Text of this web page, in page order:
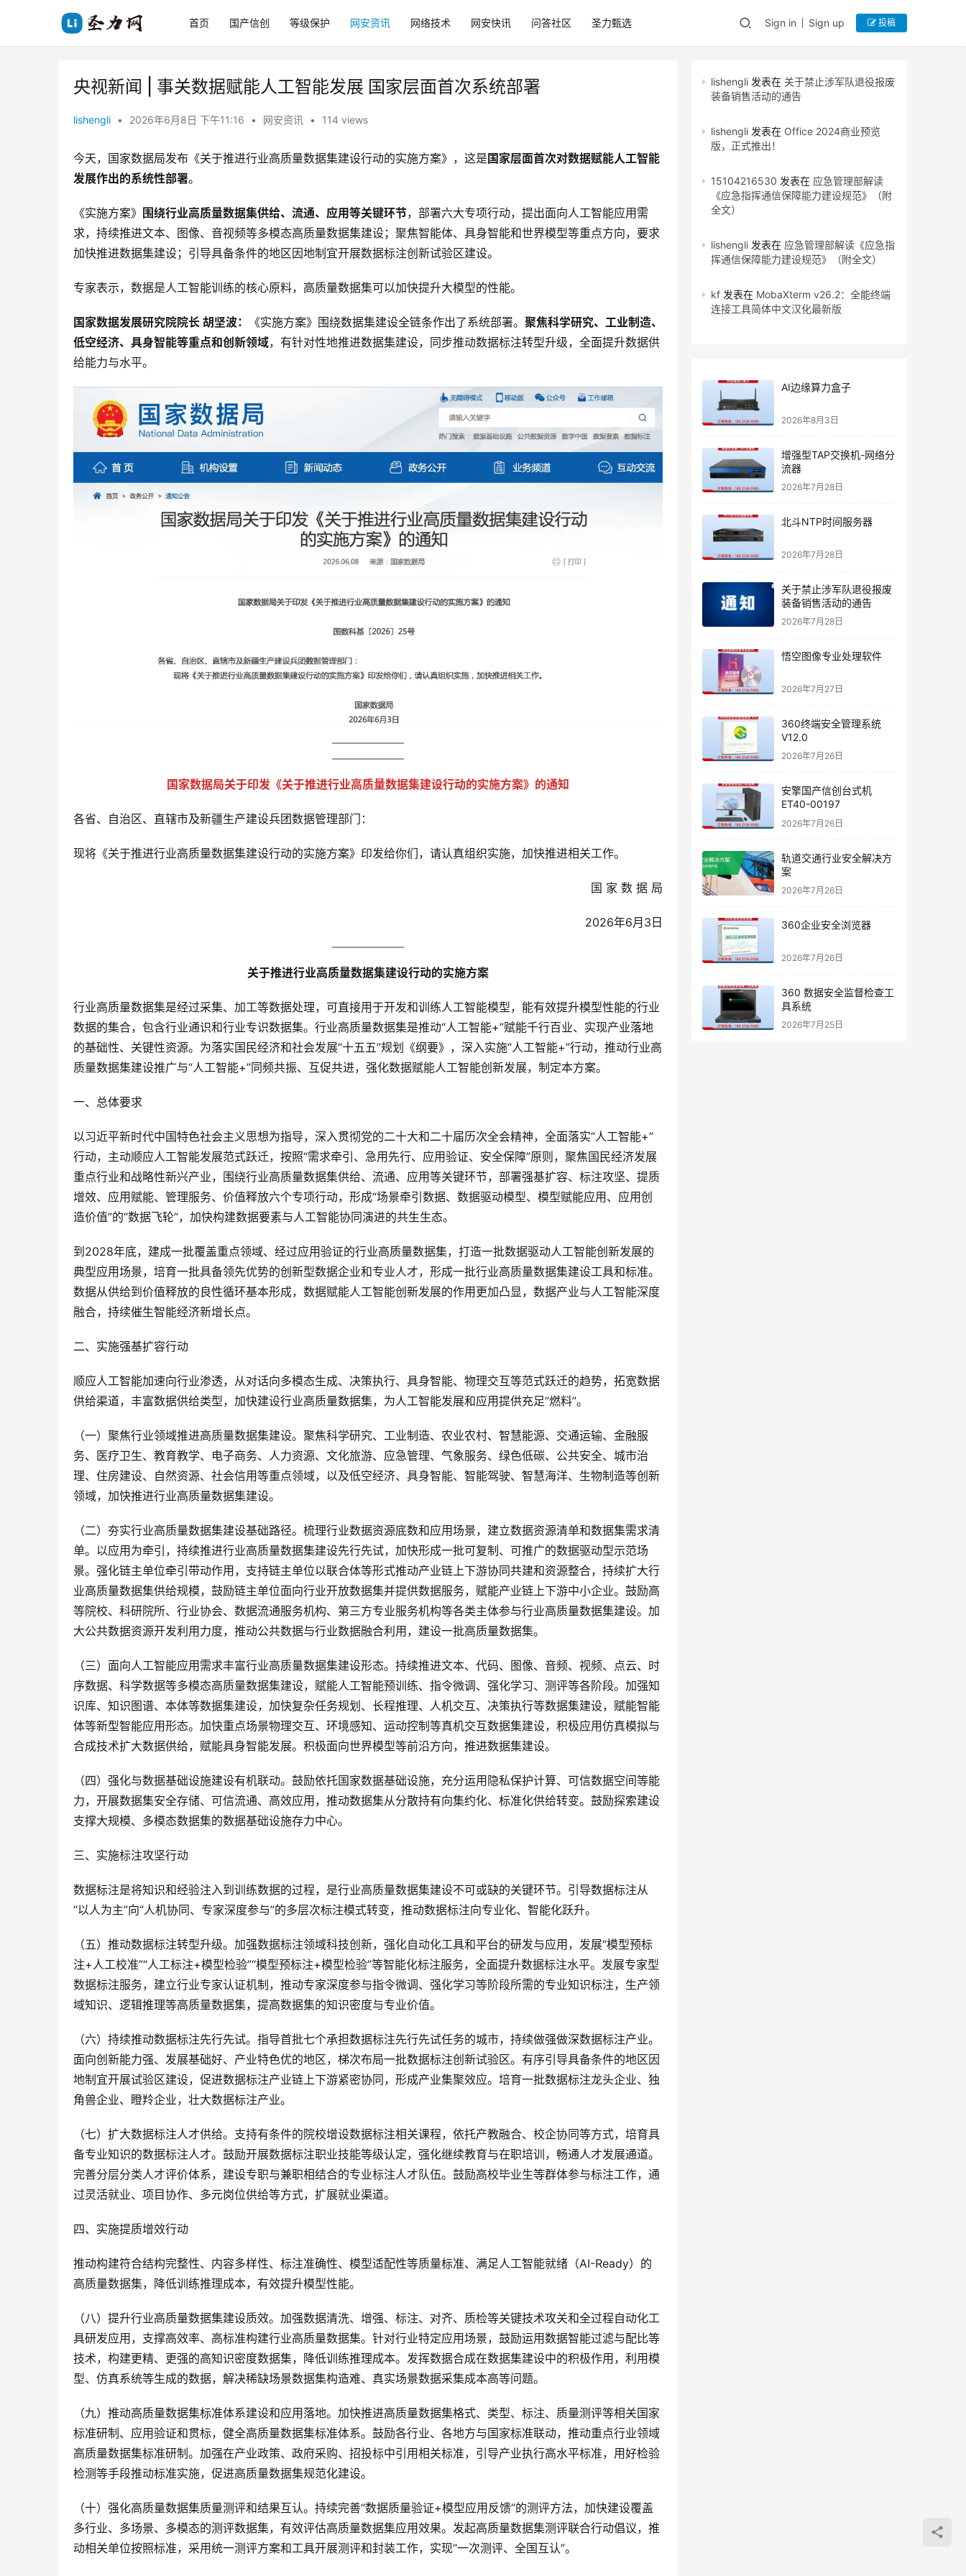
首页 国产信创 等级保护 网安资讯 网络技术 网安快讯 问答社区 圣力甄选 Sign in Sign up 投稿
央视新闻 | 事关数据赋能人工智能发展 国家层面首次系统部署
lishengli • 2026年6月8日 下午11:16 • 网安资讯 • 114 views
今天，国家数据局发布《关于推进行业高质量数据集建设行动的实施方案》，这是 国家层面首次对数据赋能人工智能
发展作出的系统性部署。
《实施方案》 围绕行业高质量数据集供给、流通、应用等关键环节，部署六大专项行动，提出面向人工智能应用需
求，持续推进文本、图像、音视频等多模态高质量数据集建设；聚焦智能体、具身智能和世界模型等重点方向，要求
加快推进数据集建设；引导具备条件的地区因地制宜开展数据标注创新试验区建设。
专家表示，数据是人工智能训练的核心原料，高质量数据集可以加快提升大模型的性能。
国家数据发展研究院院长 胡坚波： 《实施方案》围绕数据集建设全链条作出了系统部署。 聚焦科学研究、工业制造、
低空经济、具身智能等重点和创新领域，有针对性地推进数据集建设，同步推动数据标注转型升级，全面提升数据供
给能力与水平。
国家数据局关于印发《关于推进行业高质量数据集建设行动的实施方案》的通知
各省、自治区、直辖市及新疆生产建设兵团数据管理部门：
现将《关于推进行业高质量数据集建设行动的实施方案》印发给你们，请认真组织实施，加快推进相关工作。
国 家 数 据 局
2026年6月3日
关于推进行业高质量数据集建设行动的实施方案
行业高质量数据集是经过采集、加工等数据处理，可直接用于开发和训练人工智能模型，能有效提升模型性能的行业
数据的集合，包含行业通识和行业专识数据集。行业高质量数据集是推动“人工智能+”赋能千行百业、实现产业落地
的基础性、关键性资源。为落实国民经济和社会发展“十五五”规划《纲要》，深入实施“人工智能+”行动，推动行业高
质量数据集建设推广与“人工智能+”同频共振、互促共进，强化数据赋能人工智能创新发展，制定本方案。
一、总体要求
以习近平新时代中国特色社会主义思想为指导，深入贯彻党的二十大和二十届历次全会精神，全面落实“人工智能+”
行动，主动顺应人工智能发展范式跃迁，按照“需求牵引、急用先行、应用验证、安全保障”原则，聚焦国民经济发展
重点行业和战略性新兴产业，围绕行业高质量数据集供给、流通、应用等关键环节，部署强基扩容、标注攻坚、提质
增效、应用赋能、管理服务、价值释放六个专项行动，形成“场景牵引数据、数据驱动模型、模型赋能应用、应用创
造价值”的“数据飞轮”，加快构建数据要素与人工智能协同演进的共生生态。
到2028年底，建成一批覆盖重点领域、经过应用验证的行业高质量数据集，打造一批数据驱动人工智能创新发展的
典型应用场景，培育一批具备领先优势的创新型数据企业和专业人才，形成一批行业高质量数据集建设工具和标准。
数据从供给到价值释放的良性循环基本形成，数据赋能人工智能创新发展的作用更加凸显，数据产业与人工智能深度
融合，持续催生智能经济新增长点。
二、实施强基扩容行动
顺应人工智能加速向行业渗透，从对话向多模态生成、决策执行、具身智能、物理交互等范式跃迁的趋势，拓宽数据
供给渠道，丰富数据供给类型，加快建设行业高质量数据集，为人工智能发展和应用提供充足“燃料”。
（一）聚焦行业领域推进高质量数据集建设。聚焦科学研究、工业制造、农业农村、智慧能源、交通运输、金融服
务、医疗卫生、教育教学、电子商务、人力资源、文化旅游、应急管理、气象服务、绿色低碳、公共安全、城市治
理、住房建设、自然资源、社会信用等重点领域，以及低空经济、具身智能、智能驾驶、智慧海洋、生物制造等创新
领域，加快推进行业高质量数据集建设。
（二）夯实行业高质量数据集建设基础路径。梳理行业数据资源底数和应用场景，建立数据资源清单和数据集需求清
单。以应用为牵引，持续推进行业高质量数据集建设先行先试，加快形成一批可复制、可推广的数据驱动型示范场
景。强化链主单位牵引带动作用，支持链主单位以联合体等形式推动产业链上下游协同共建和资源整合，持续扩大行
业高质量数据集供给规模，鼓励链主单位面向行业开放数据集并提供数据服务，赋能产业链上下游中小企业。鼓励高
等院校、科研院所、行业协会、数据流通服务机构、第三方专业服务机构等各类主体参与行业高质量数据集建设。加
大公共数据资源开发利用力度，推动公共数据与行业数据融合利用，建设一批高质量数据集。
（三）面向人工智能应用需求丰富行业高质量数据集建设形态。持续推进文本、代码、图像、音频、视频、点云、时
序数据、科学数据等多模态高质量数据集建设，赋能人工智能预训练、指令微调、强化学习、测评等各阶段。加强知
识库、知识图谱、本体等数据集建设，加快复杂任务规划、长程推理、人机交互、决策执行等数据集建设，赋能智能
体等新型智能应用形态。加快重点场景物理交互、环境感知、运动控制等真机交互数据集建设，积极应用仿真模拟与
合成技术扩大数据供给，赋能具身智能发展。积极面向世界模型等前沿方向，推进数据集建设。
（四）强化与数据基础设施建设有机联动。鼓励依托国家数据基础设施，充分运用隐私保护计算、可信数据空间等能
力，开展数据集安全存储、可信流通、高效应用，推动数据集从分散持有向集约化、标准化供给转变。鼓励探索建设
支撑大规模、多模态数据集的数据基础设施存力中心。
三、实施标注攻坚行动
数据标注是将知识和经验注入到训练数据的过程，是行业高质量数据集建设不可或缺的关键环节。引导数据标注从
“以人为主”向“人机协同、专家深度参与”的多层次标注模式转变，推动数据标注向专业化、智能化跃升。
（五）推动数据标注转型升级。加强数据标注领域科技创新，强化自动化工具和平台的研发与应用，发展“模型预标
注+人工校准”“人工标注+模型检验”“模型预标注+模型检验”等智能化标注服务，全面提升数据标注水平。发展专家型
数据标注服务，建立行业专家认证机制，推动专家深度参与指令微调、强化学习等阶段所需的专业知识标注，生产领
域知识、逻辑推理等高质量数据集，提高数据集的知识密度与专业价值。
（六）持续推动数据标注先行先试。指导首批七个承担数据标注先行先试任务的城市，持续做强做深数据标注产业。
面向创新能力强、发展基础好、产业特色优的地区，梯次布局一批数据标注创新试验区。有序引导具备条件的地区因
地制宜开展试验区建设，促进数据标注产业链上下游紧密协同，形成产业集聚效应。培育一批数据标注龙头企业、独
角兽企业、瞪羚企业，壮大数据标注产业。
（七）扩大数据标注人才供给。支持有条件的院校增设数据标注相关课程，依托产教融合、校企协同等方式，培育具
备专业知识的数据标注人才。鼓励开展数据标注职业技能等级认定，强化继续教育与在职培训，畅通人才发展通道。
完善分层分类人才评价体系，建设专职与兼职相结合的专业标注人才队伍。鼓励高校毕业生等群体参与标注工作，通
过灵活就业、项目协作、多元岗位供给等方式，扩展就业渠道。
四、实施提质增效行动
推动构建符合结构完整性、内容多样性、标注准确性、模型适配性等质量标准、满足人工智能就绪（AI-Ready）的
高质量数据集，降低训练推理成本，有效提升模型性能。
（八）提升行业高质量数据集建设质效。加强数据清洗、增强、标注、对齐、质检等关键技术攻关和全过程自动化工
具研发应用，支撑高效率、高标准构建行业高质量数据集。针对行业特定应用场景，鼓励运用数据智能过滤与配比等
技术，构建更精、更强的高知识密度数据集，降低训练推理成本。发挥数据合成在数据集建设中的积极作用，利用模
型、仿真系统等生成的数据，解决稀缺场景数据集构造难、真实场景数据采集成本高等问题。
（九）推动高质量数据集标准体系建设和应用落地。加快推进高质量数据集格式、类型、标注、质量测评等相关国家
标准研制、应用验证和贯标，健全高质量数据集标准体系。鼓励各行业、各地方与国家标准联动，推动重点行业领域
高质量数据集标准研制。加强在产业政策、政府采购、招投标中引用相关标准，引导产业执行高水平标准，用好检验
检测等手段推动标准实施，促进高质量数据集规范化建设。
（十）强化高质量数据集质量测评和结果互认。持续完善“数据质量验证+模型应用反馈”的测评方法，加快建设覆盖
多行业、多场景、多模态的测评数据集，有效评估高质量数据集应用效果。发起高质量数据集测评联合行动倡议，推
动相关单位按照标准，采用统一测评方案和工具开展测评和封装工作，实现“一次测评、全国互认”。
lishengli 发表在 关于禁止涉军队退役报废
装备销售活动的通告
lishengli 发表在 Office 2024商业预览
版，正式推出！
15104216530 发表在 应急管理部解读
《应急指挥通信保障能力建设规范》（附
全文）
lishengli 发表在 应急管理部解读《应急指
挥通信保障能力建设规范》（附全文）
kf 发表在 MobaXterm v26.2：全能终端
连接工具简体中文汉化最新版
AI边缘算力盒子
2026年8月3日
增强型TAP交换机-网络分
流器
2026年7月28日
北斗NTP时间服务器
2026年7月28日
关于禁止涉军队退役报废
装备销售活动的通告
2026年7月28日
悟空图像专业处理软件
2026年7月27日
360终端安全管理系统
V12.0
2026年7月26日
安擎国产信创台式机
ET40-00197
2026年7月26日
轨道交通行业安全解决方
案
2026年7月26日
360企业安全浏览器
2026年7月26日
360 数据安全监督检查工
具系统
2026年7月25日